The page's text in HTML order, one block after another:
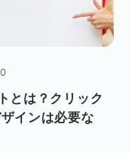
とは？クリック
インは必要な